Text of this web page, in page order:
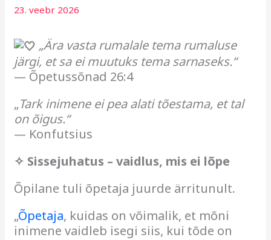
23. veebr 2026
„Ära vasta rumalale tema rumaluse
järgi, et sa ei muutuks tema sarnaseks.“
— Õpetussõnad 26:4
„Tark inimene ei pea alati tõestama, et tal
on õigus.“
— Konfutsius
✧ Sissejuhatus – vaidlus, mis ei lõpe
Õpilane tuli õpetaja juurde ärritunult.
„Õpetaja, kuidas on võimalik, et mõni
inimene vaidleb isegi siis, kui tõde on